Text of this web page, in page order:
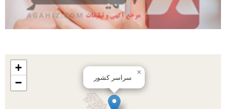
سراسر کشور
×
+
−